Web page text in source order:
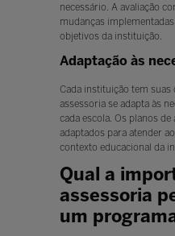
necessário. A avaliação
mudanças
objetivos da instituição.
Adaptação às
Cada instituição tem suas
assessoria se adapta às
cada escola. Os planos de
adaptados para atender
contexto educacional da
Qual a
assessoria
um